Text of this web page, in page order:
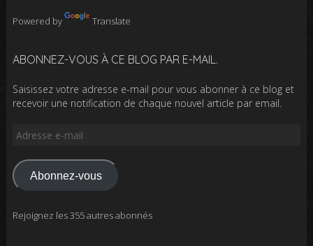
Powered by Translate
ABONNEZ-VOUS À CE BLOG PAR E-MAIL.
Saisissez votre adresse e-mail pour vous abonner à ce blog et
recevoir une notification de chaque nouvel article par email.
Adresse
mail
Abonnez-vous
Rejoignez les 355 autres abonnés